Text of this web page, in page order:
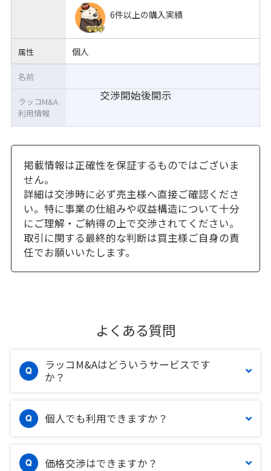
6件以上の購入実績
属性 個人
交渉開始後開示
名前
ラッコM&A
利用情報
掲載情報は正確性を保証するものではございま
せん。
詳細は交渉時に必ず売主様へ直接ご確認くださ
い。特に事業の仕組みや収益構造について十分
にご理解・ご納得の上で交渉されてください。
取引に関する最終的な判断は買主様ご自身の責
任でお願いいたします。
よくある質問
ラッコM&Aはどういうサービスです
か？
個人でも利用できますか？
価格交渉はできますか？